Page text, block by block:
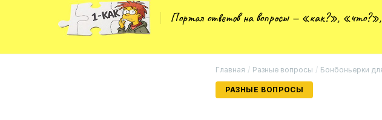
Портал ответов на вопросы — «как?»,
Главная / Разные вопросы / Бонбоньерки
РАЗНЫЕ ВОПРОСЫ